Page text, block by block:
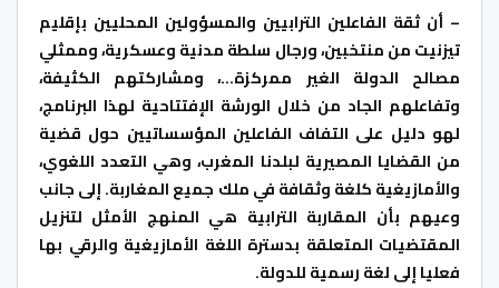
– أن ثقة الفاعلين الترابيين والمسؤولين المحليين بإقليم
تيزنيت من منتخبين، ورجال سلطة مدنية وعسكرية، وممثلي
مصالح الدولة الغير ممركزة…، ومشاركتهم الكثيفة،
وتفاعلهم الجاد من خلال الورشة الإفتتاحية لهذا البرنامج،
لهو دليل على التفاف الفاعلين المؤسساتيين حول قضية
من القضايا المصيرية لبلدنا المغرب، وهي التعدد اللغوي،
والأمازيغية كلغة وثقافة في ملك جميع المغاربة. إلى جانب
وعيهم بأن المقاربة الترابية هي المنهج الأمثل لتنزيل
المقتضيات المتعلقة بدسترة اللغة الأمازيغية والرقي بها
فعليا إلى لغة رسمية للدولة.